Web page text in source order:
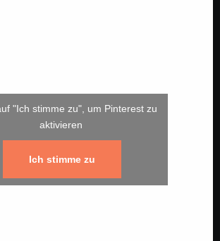
"Ich stimme zu", um Pinterest zu
aktivieren
Ich stimme zu